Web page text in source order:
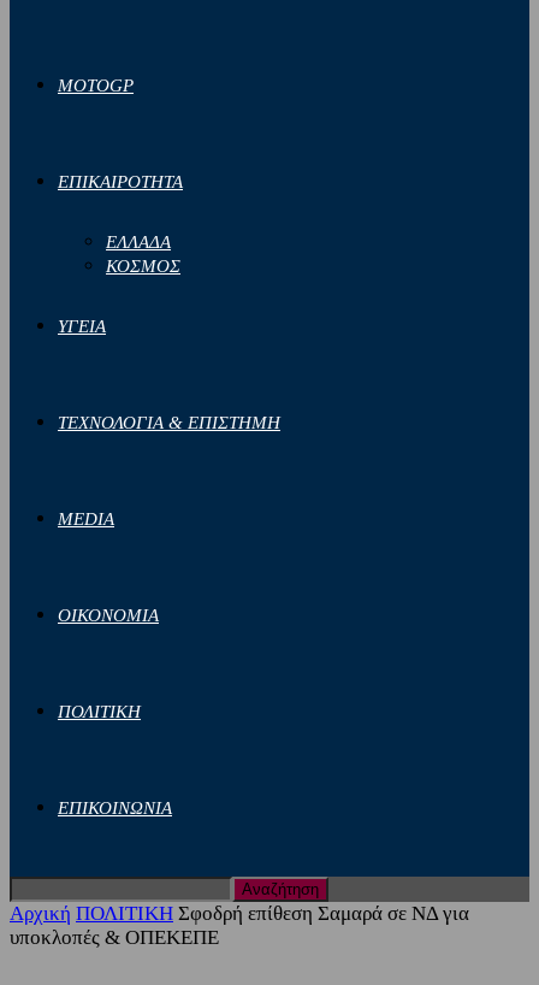
MOTOGP
ΕΠΙΚΑΙΡΟΤΗΤΑ
ΕΛΛΑΔΑ
ΚΟΣΜΟΣ
ΥΓΕΙΑ
ΤΕΧΝΟΛΟΓΙΑ & ΕΠΙΣΤΗΜΗ
MEDIA
ΟΙΚΟΝΟΜΙΑ
ΠΟΛΙΤΙΚΗ
ΕΠΙΚΟΙΝΩΝΙΑ
Αρχική ΠΟΛΙΤΙΚΗ Σφοδρή επίθεση Σαμαρά σε ΝΔ για
υποκλοπές & ΟΠΕΚΕΠΕ